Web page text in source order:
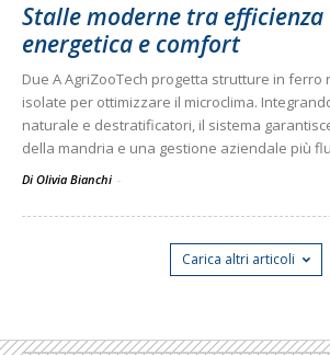
Stalle moderne tra efficienza
energetica e comfort
Due A AgriZooTech progetta strutture in ferro
isolate per ottimizzare il microclima.
naturale e destratificatori, il sistema
della mandria e una gestione aziendale più
Di Olivia Bianchi -
Carica altri articoli